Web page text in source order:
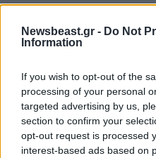
Newsbeast.gr - Do Not
Information
If you wish to opt-out of the
processing of your personal
targeted advertising by us,
section to confirm your
opt-out request is processed
interest-based ads based on